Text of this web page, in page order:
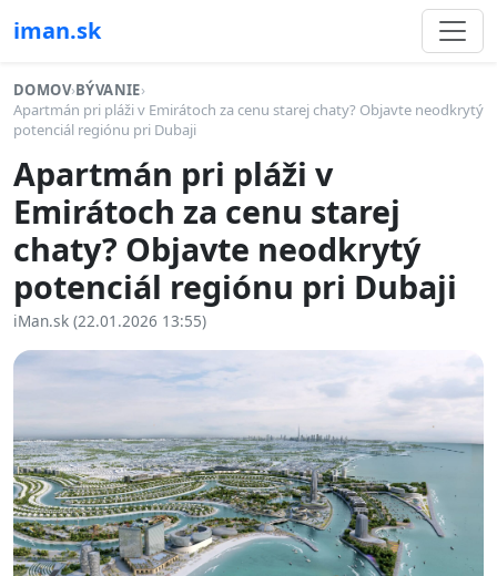
iman.sk
DOMOV›BÝVANIE›
Apartmán pri pláži v Emirátoch za cenu starej chaty? Objavte neodkrytý
potenciál regiónu pri Dubaji
Apartmán pri pláži v
Emirátoch za cenu starej
chaty? Objavte neodkrytý
potenciál regiónu pri Dubaji
iMan.sk (22.01.2026 13:55)